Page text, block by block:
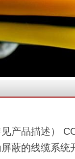
见产品描述）
蔽的线缆系统